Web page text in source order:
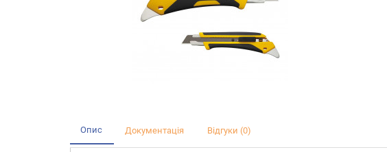
Опис Документація Відгуки (0)